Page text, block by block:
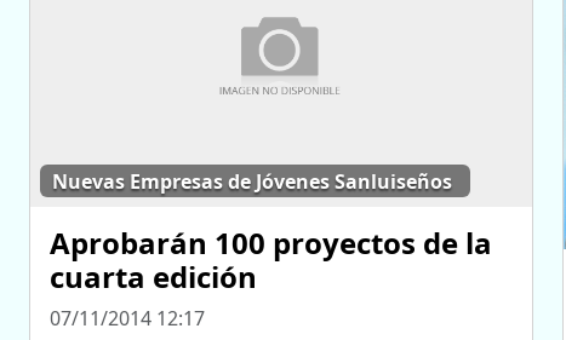
Nuevas Empresas de Jóvenes Sanluiseños
Aprobarán 100 proyectos de la
cuarta edición
07/11/2014 12:17